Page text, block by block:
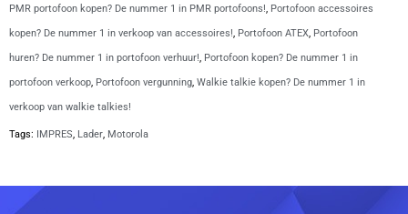
PMR portofoon kopen? De nummer 1 in PMR portofoons! Portofoon accessoires
kopen? De nummer 1 in verkoop van accessoires! Portofoon ATEX Portofoon
huren? De nummer 1 in portofoon verhuur! Portofoon kopen? De nummer 1 in
portofoon verkoop Portofoon vergunning Walkie talkie kopen? De nummer 1 in
verkoop van walkie talkies!
Tags: IMPRES Lader Motorola